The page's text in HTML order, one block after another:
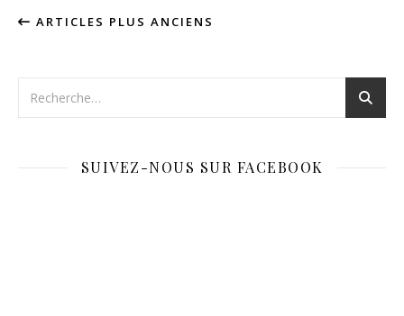
ARTICLES PLUS ANCIENS
SUIVEZ-NOUS SUR FACEBOOK